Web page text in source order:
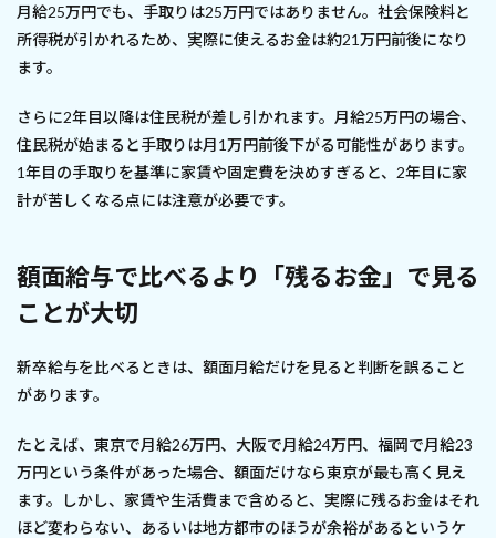
月給25万円でも、手取りは25万円ではありません。社会保険料と
所得税が引かれるため、実際に使えるお金は約21万円前後になり
ます。
さらに2年目以降は住民税が差し引かれます。月給25万円の場合、
住民税が始まると手取りは月1万円前後下がる可能性があります。
1年目の手取りを基準に家賃や固定費を決めすぎると、2年目に家
計が苦しくなる点には注意が必要です。
額面給与で比べるより「残るお金」で見る
ことが大切
新卒給与を比べるときは、額面月給だけを見ると判断を誤ること
があります。
たとえば、東京で月給26万円、大阪で月給24万円、福岡で月給23
万円という条件があった場合、額面だけなら東京が最も高く見え
ます。しかし、家賃や生活費まで含めると、実際に残るお金はそれ
ほど変わらない、あるいは地方都市のほうが余裕があるというケ